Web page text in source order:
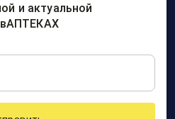
и актуальной